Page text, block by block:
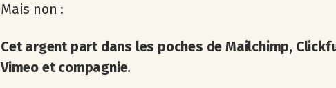
Mais non :
Cet argent part dans les poches de Mailchimp,
Vimeo et compagnie.